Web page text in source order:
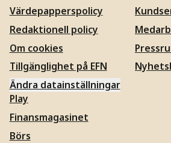
Värdepapperspolicy
Redaktionell policy
Om cookies
Tillgänglighet på EFN
Ändra datainställningar
Play
Finansmagasinet
Börs